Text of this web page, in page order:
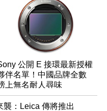
公開 E 接環最新授權
伴名單！中國品牌全數
上無名耐人尋味
襲：Leica 傳將推出